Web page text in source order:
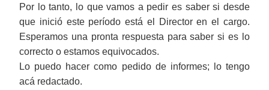
Por lo tanto, lo que vamos a pedir es saber si desde
que inició este período está el Director en el cargo.
Esperamos una pronta respuesta para saber si es lo
correcto o estamos equivocados.
Lo puedo hacer como pedido de informes; lo tengo
acá redactado.